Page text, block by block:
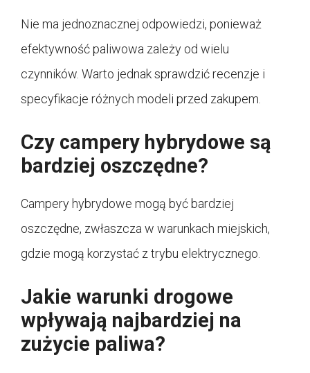
Nie ma jednoznacznej odpowiedzi, ponieważ
efektywność paliwowa zależy od wielu
czynników. Warto jednak sprawdzić recenzje i
specyfikacje różnych modeli przed zakupem.
Czy campery hybrydowe są
bardziej oszczędne?
Campery hybrydowe mogą być bardziej
oszczędne, zwłaszcza w warunkach miejskich,
gdzie mogą korzystać z trybu elektrycznego.
Jakie warunki drogowe
wpływają najbardziej na
zużycie paliwa?